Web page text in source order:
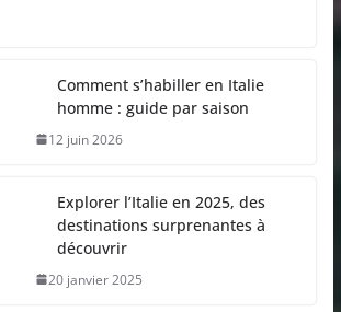
Comment s’habiller en Italie
homme : guide par saison
12 juin 2026
Explorer l’Italie en 2025, des
destinations surprenantes à
découvrir
20 janvier 2025